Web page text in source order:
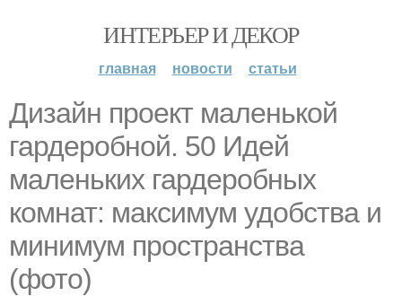
ИНТЕРЬЕР И ДЕКОР
главная новости статьи
Дизайн проект маленькой
гардеробной. 50 Идей
маленьких гардеробных
комнат: максимум удобства и
минимум пространства
(фото)